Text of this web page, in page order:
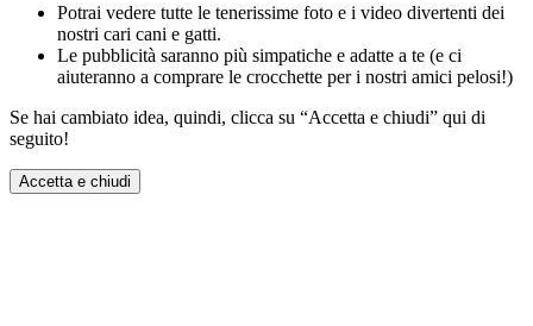
Potrai vedere tutte le tenerissime foto e i video divertenti dei
nostri cari cani e gatti.
Le pubblicità saranno più simpatiche e adatte a te (e ci
aiuteranno a comprare le crocchette per i nostri amici pelosi!)
Se hai cambiato idea, quindi, clicca su “Accetta e chiudi” qui di
seguito!
Accetta e chiudi